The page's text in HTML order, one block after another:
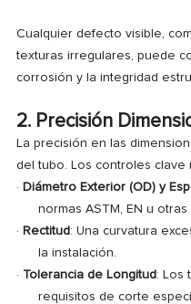
Cualquier defecto visible,
texturas irregulares, puede
corrosión y la integridad
2. Precisión
La precisión en las
del tubo. Los controles clave
· Diámetro Exterior (OD) y
normas ASTM, EN u otras
· Rectitud: Una curvatura
la instalación.
· Tolerancia de Longitud: Los
requisitos de corte